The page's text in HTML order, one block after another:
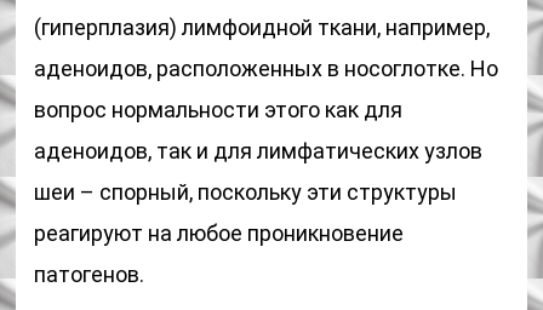
(гиперплазия) лимфоидной ткани, например,
аденоидов, расположенных в носоглотке. Но
вопрос нормальности этого как для
аденоидов, так и для лимфатических узлов
шеи – спорный, поскольку эти структуры
реагируют на любое проникновение
патогенов.